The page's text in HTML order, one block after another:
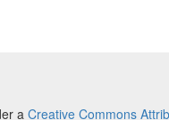
a Creative Commons